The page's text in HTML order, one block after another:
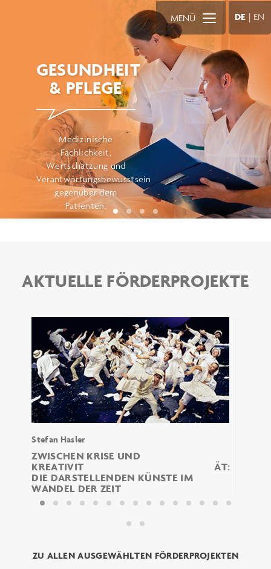
GESUNDHEIT
& PFLEGE
Medizinische
Fachlichkeit,
Wertschätzung und
Verantwortungsbewusstsein
gegenüber dem
Patienten.
DE | EN
MENÜ
AKTUELLE FÖRDERPROJEKTE
Stefan Hasler
ZWISCHEN KRISE UND
KREATIVITÄT:
DIE DARSTELLENDEN KÜNSTE IM
WANDEL DER ZEIT
ZU ALLEN AUSGEWÄHLTEN FÖRDERPROJEKTEN